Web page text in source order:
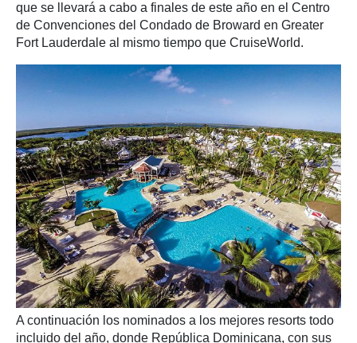
que se llevará a cabo a finales de este año en el Centro
de Convenciones del Condado de Broward en Greater
Fort Lauderdale al mismo tiempo que CruiseWorld.
A continuación los nominados a los mejores resorts todo
incluido del año, donde República Dominicana, con sus